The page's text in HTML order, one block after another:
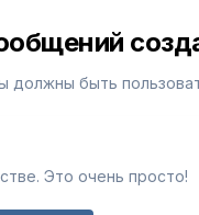
должны быть
Это очень просто!